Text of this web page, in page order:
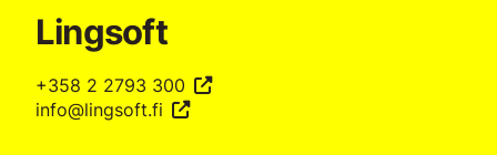
Lingsoft
+358 2 2793 300
info@lingsoft.fi